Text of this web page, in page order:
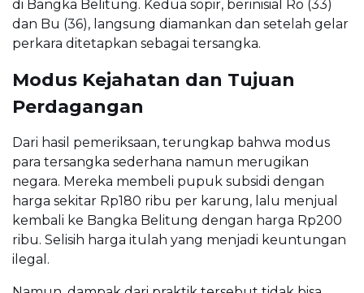
di Bangka Belitung. Kedua sopir, berinisial Ro (33)
dan Bu (36), langsung diamankan dan setelah gelar
perkara ditetapkan sebagai tersangka.
Modus Kejahatan dan Tujuan
Perdagangan
Dari hasil pemeriksaan, terungkap bahwa modus
para tersangka sederhana namun merugikan
negara. Mereka membeli pupuk subsidi dengan
harga sekitar Rp180 ribu per karung, lalu menjual
kembali ke Bangka Belitung dengan harga Rp200
ribu. Selisih harga itulah yang menjadi keuntungan
ilegal.